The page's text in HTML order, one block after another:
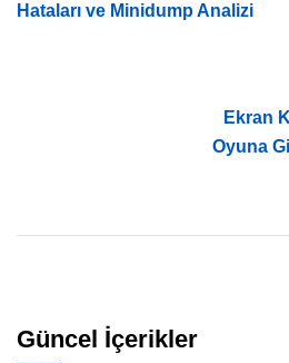
Hataları ve Minidump Analizi
Ekran
Oyuna
Güncel İçerikler